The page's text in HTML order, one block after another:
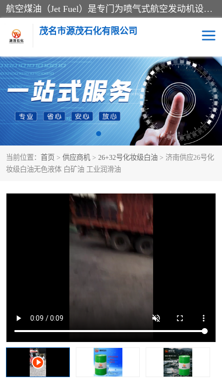
航空煤油（Jet Fuel）是专门为喷气式航空发动机设计的高纯度燃料，主要分为Jet A、Jet A-1和Jet B等类型。其特点是闪点高、低温流动性好，并添加了抗静电剂和抗氧化剂以确保飞行安全。航空煤油需
茂名市源茂石化有限公司
当前位置： 首页 > 供应商机 > 26+32号化妆级白油 > 济南供应26号化
妆级白油无色液体 白矿油 工业润滑油
RP3航空煤油 D20+D30溶剂油
D40+D60溶剂油 D80+D100溶剂油
6号+120号溶剂油 260号溶剂油
异构烷烃 天然乳胶
26+32号化妆级白油 46+68号化妆级白油